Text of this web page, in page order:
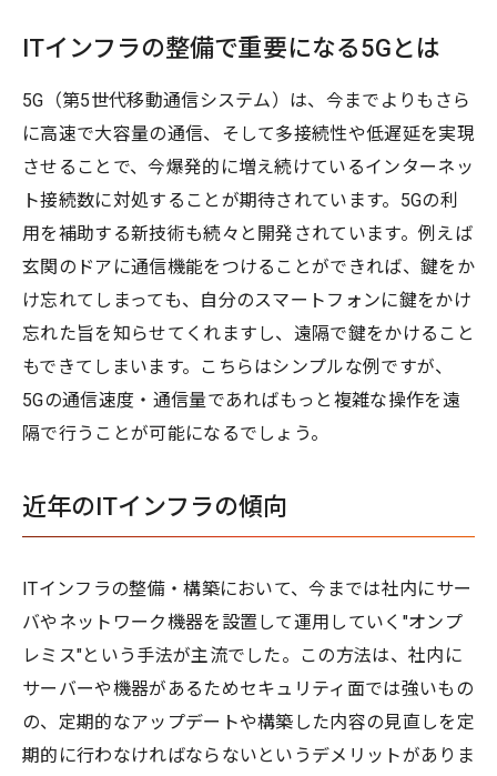
ITインフラの整備で重要になる5Gとは
5G（第5世代移動通信システム）は、今までよりもさら
に高速で大容量の通信、そして多接続性や低遅延を実現
させることで、今爆発的に増え続けているインターネッ
ト接続数に対処することが期待されています。5Gの利
用を補助する新技術も続々と開発されています。例えば
玄関のドアに通信機能をつけることができれば、鍵をか
け忘れてしまっても、自分のスマートフォンに鍵をかけ
忘れた旨を知らせてくれますし、遠隔で鍵をかけること
もできてしまいます。こちらはシンプルな例ですが、
5Gの通信速度・通信量であればもっと複雑な操作を遠
隔で行うことが可能になるでしょう。
近年のITインフラの傾向
ITインフラの整備・構築において、今までは社内にサー
バやネットワーク機器を設置して運用していく"オンプ
レミス"という手法が主流でした。この方法は、社内に
サーバーや機器があるためセキュリティ面では強いもの
の、定期的なアップデートや構築した内容の見直しを定
期的に行わなければならないというデメリットがありま